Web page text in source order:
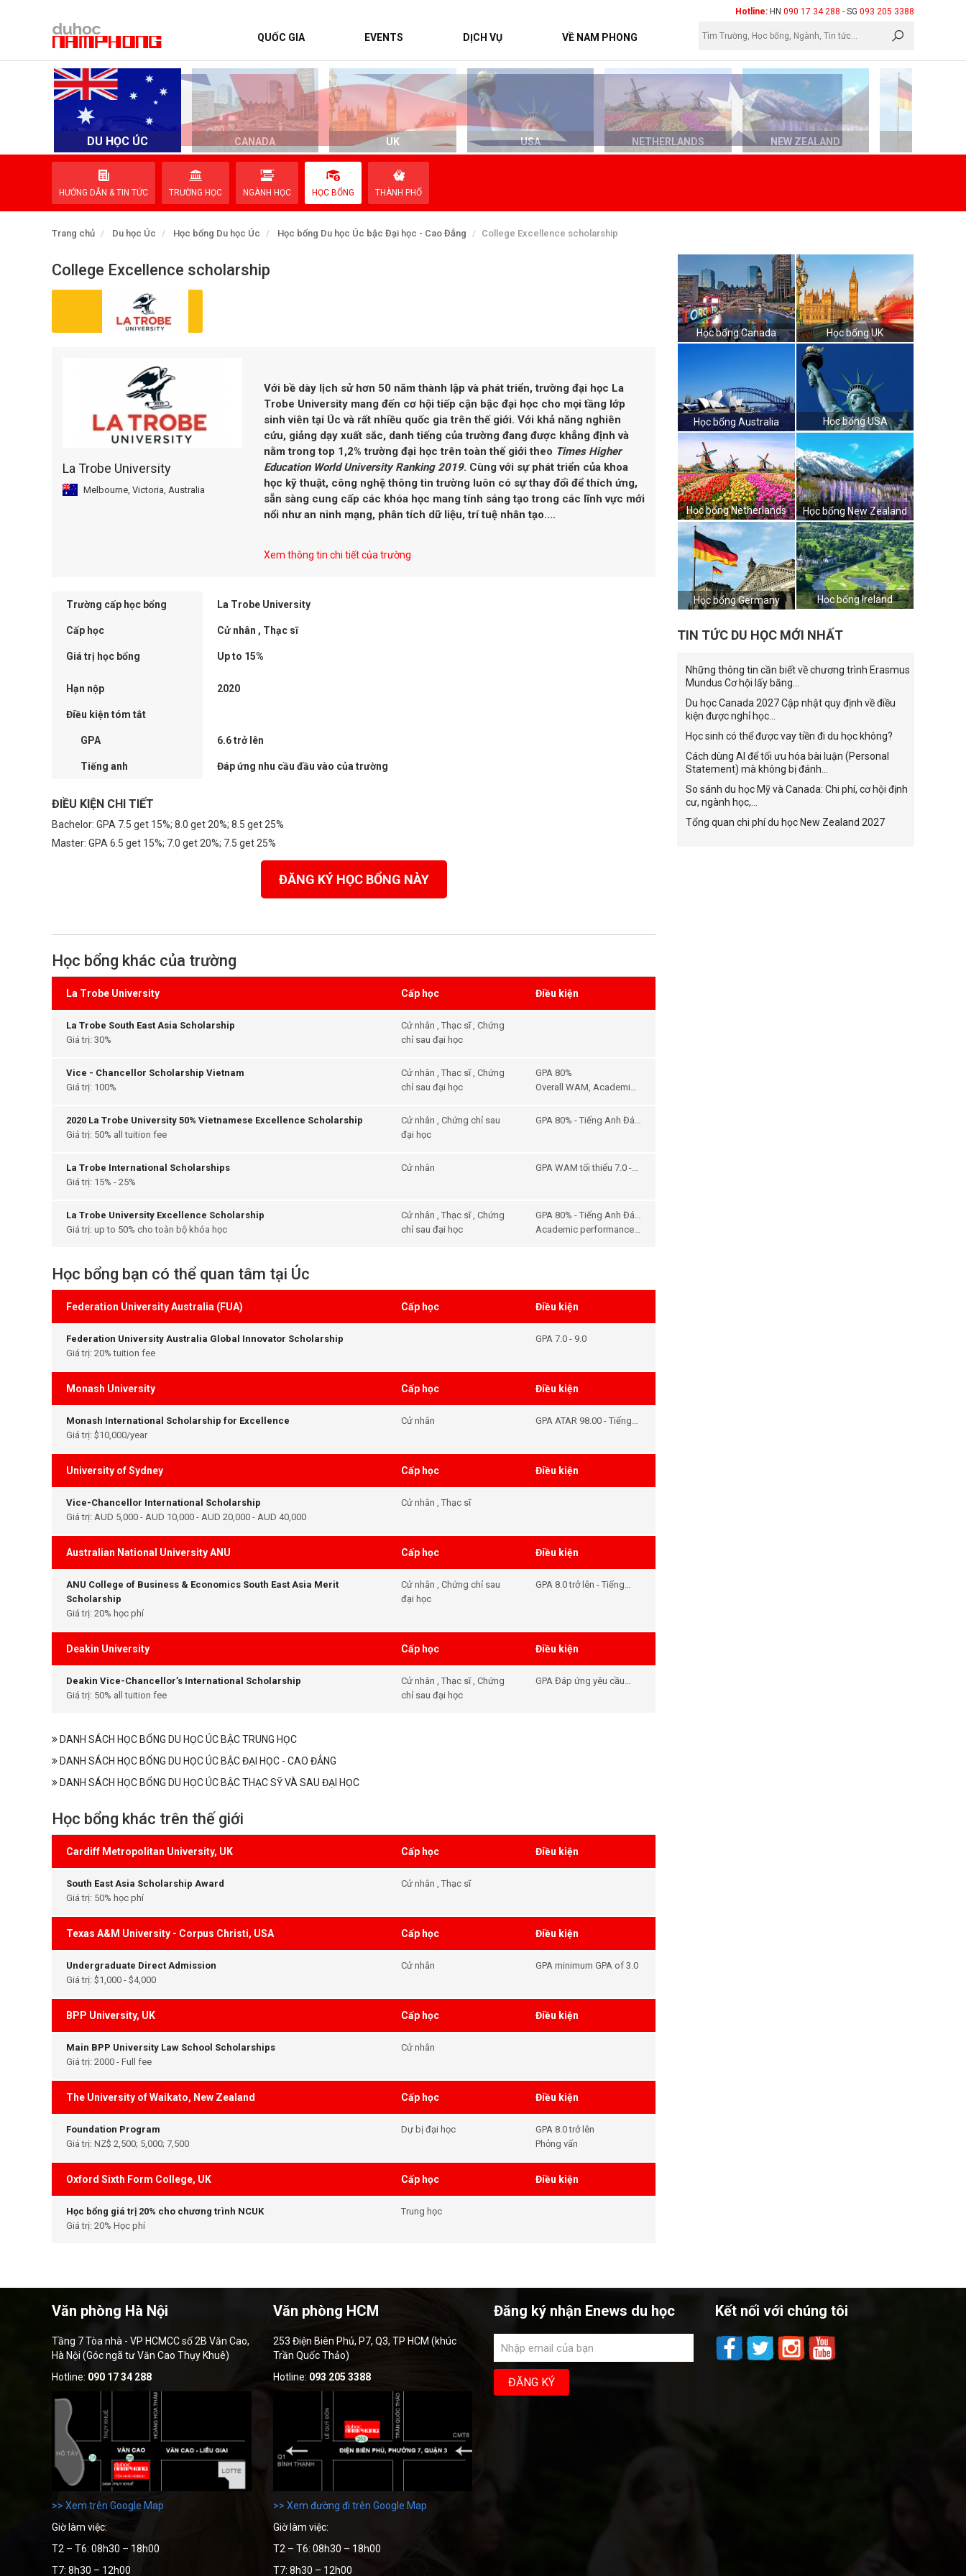
Hotline: HN 090 17 34 288 - SG 093 205 3388
QUỐC GIA EVENTS DỊCH VỤ VỀ NAM PHONG
DU HỌC ÚC CANADA UK USA NETHERLANDS NEW ZEALAND
HƯỚNG DẪN & TIN TỨC TRƯỜNG HỌC NGÀNH HỌC HỌC BỔNG THÀNH PHỐ
Trang chủ Du học Úc Học bổng Du học Úc Học bổng Du học Úc bậc Đại học - Cao Đẳng College Excellence scholarship
College Excellence scholarship
La Trobe University
Melbourne, Victoria, Australia
Với bề dày lịch sử hơn 50 năm thành lập và phát triển, trường đại học La
Trobe University mang đến cơ hội tiếp cận bậc đại học cho mọi tầng lớp
sinh viên tại Úc và rất nhiều quốc gia trên thế giới. Với khả năng nghiên
cứu, giảng dạy xuất sắc, danh tiếng của trường đang được khẳng định và
nằm trong top 1,2% trường đại học trên toàn thế giới theo Times Higher
Education World University Ranking 2019. Cùng với sự phát triển của khoa
học kỹ thuật, công nghệ thông tin trường luôn có sự thay đổi để thích ứng,
sẵn sàng cung cấp các khóa học mang tính sáng tạo trong các lĩnh vực mới
nổi như an ninh mạng, phân tích dữ liệu, trí tuệ nhân tạo....
Xem thông tin chi tiết của trường
Trường cấp học bổng La Trobe University
Cấp học Cử nhân , Thạc sĩ
Giá trị học bổng Up to 15%
Hạn nộp 2020
Điều kiện tóm tắt
GPA 6.6 trở lên
Tiếng anh Đáp ứng nhu cầu đầu vào của trường
ĐIỀU KIỆN CHI TIẾT
Bachelor: GPA 7.5 get 15%; 8.0 get 20%; 8.5 get 25%
Master: GPA 6.5 get 15%; 7.0 get 20%; 7.5 get 25%
ĐĂNG KÝ HỌC BỔNG NÀY
Học bổng khác của trường
La Trobe University Cấp học Điều kiện
La Trobe South East Asia Scholarship
Giá trị: 30%
Cử nhân , Thạc sĩ , Chứng
chỉ sau đại học
Vice - Chancellor Scholarship Vietnam
Giá trị: 100%
Cử nhân , Thạc sĩ , Chứng
chỉ sau đại học
GPA 80%
Overall WAM, Academic
curricular activities,
2020 La Trobe University 50% Vietnamese Excellence Scholarship
Giá trị: 50% all tuition fee
Cử nhân , Chứng chỉ sau
đại học
GPA 80% - Tiếng Anh Đáp
La Trobe International Scholarships
Giá trị: 15% - 25%
Cử nhân
GPA WAM tối thiểu 7.0 -
La Trobe University Excellence Scholarship
Giá trị: up to 50% cho toàn bộ khóa học
Cử nhân , Thạc sĩ , Chứng
chỉ sau đại học
GPA 80% - Tiếng Anh Đáp
ứng được nhu cầu đầu
Academic performance,
achievements.
Học bổng bạn có thể quan tâm tại Úc
Federation University Australia (FUA) Cấp học Điều kiện
Federation University Australia Global Innovator Scholarship
Giá trị: 20% tuition fee
GPA 7.0 - 9.0
Monash University Cấp học Điều kiện
Monash International Scholarship for Excellence
Giá trị: $10,000/year
Cử nhân
GPA ATAR 98.00 - Tiếng
University of Sydney Cấp học Điều kiện
Vice-Chancellor International Scholarship
Giá trị: AUD 5,000 - AUD 10,000 - AUD 20,000 - AUD 40,000
Cử nhân , Thạc sĩ
Australian National University ANU Cấp học Điều kiện
ANU College of Business & Economics South East Asia Merit
Scholarship
Giá trị: 20% học phí
Cử nhân , Chứng chỉ sau
đại học
GPA 8.0 trở lên - Tiếng
Deakin University Cấp học Điều kiện
Deakin Vice-Chancellor’s International Scholarship
Giá trị: 50% all tuition fee
Cử nhân , Thạc sĩ , Chứng
chỉ sau đại học
GPA Đáp ứng yêu cầu
DANH SÁCH HỌC BỔNG DU HỌC ÚC BẬC TRUNG HỌC
DANH SÁCH HỌC BỔNG DU HỌC ÚC BẬC ĐẠI HỌC - CAO ĐẲNG
DANH SÁCH HỌC BỔNG DU HỌC ÚC BẬC THẠC SỸ VÀ SAU ĐẠI HỌC
Học bổng khác trên thế giới
Cardiff Metropolitan University, UK Cấp học Điều kiện
South East Asia Scholarship Award
Giá trị: 50% học phí
Cử nhân , Thạc sĩ
Texas A&M University - Corpus Christi, USA Cấp học Điều kiện
Undergraduate Direct Admission
Giá trị: $1,000 - $4,000
Cử nhân GPA minimum GPA of 3.0
BPP University, UK Cấp học Điều kiện
Main BPP University Law School Scholarships
Giá trị: 2000 - Full fee
Cử nhân
The University of Waikato, New Zealand Cấp học Điều kiện
Foundation Program
Giá trị: NZ$ 2,500; 5,000; 7,500
Dự bị đại học
GPA 8.0 trở lên
Phỏng vấn
Oxford Sixth Form College, UK Cấp học Điều kiện
Học bổng giá trị 20% cho chương trình NCUK
Giá trị: 20% Học phí
Trung học
Học bổng Canada Học bổng UK
Học bổng Australia Học bổng USA
Học bổng Netherlands Học bổng New Zealand
Học bổng Germany Học bổng Ireland
TIN TỨC DU HỌC MỚI NHẤT
Những thông tin cần biết về chương trình Erasmus
Mundus Cơ hội lấy bằng...
Du học Canada 2027 Cập nhật quy định về điều
kiện được nghỉ học...
Học sinh có thể được vay tiền đi du học không?
Cách dùng AI để tối ưu hóa bài luận (Personal
Statement) mà không bị đánh...
So sánh du học Mỹ và Canada: Chi phí, cơ hội định
cư, ngành học,...
Tổng quan chi phí du học New Zealand 2027
Văn phòng Hà Nội
Tầng 7 Tòa nhà - VP HCMCC số 2B Văn Cao,
Hà Nội (Góc ngã tư Văn Cao Thụy Khuê)
Hotline: 090 17 34 288
>> Xem trên Google Map
Giờ làm việc:
T2 – T6: 08h30 – 18h00
T7: 8h30 – 12h00
Văn phòng HCM
253 Điện Biên Phủ, P7, Q3, TP HCM (khúc
Trần Quốc Thảo)
Hotline: 093 205 3388
>> Xem đường đi trên Google Map
Giờ làm việc:
T2 – T6: 08h30 – 18h00
T7: 8h30 – 12h00
Đăng ký nhận Enews du học Kết nối với chúng tôi
TRANG CHỦ
QUỐC GIA
EVENTS
LIÊN HỆ